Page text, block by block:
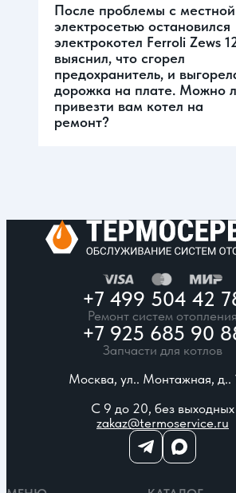
После проблемы с местной
электросетью остановился
электрокотел Ferroli Zews
выяснил, что сгорел
предохранитель, и
дорожка на плате. Можно
привезти вам котел на
ремонт?
+7 499 504 42
Ремонт систем отопления
+7 925 685 90
Запчасти для котлов
Москва, ул.. Монтажная, д..
С 9 до 20, без выходных
zakaz@termoservice.ru